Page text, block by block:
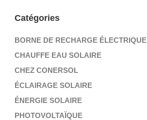
Catégories
BORNE DE RECHARGE ÉLECTRIQUE
CHAUFFE EAU SOLAIRE
CHEZ CONERSOL
ÉCLAIRAGE SOLAIRE
ÉNERGIE SOLAIRE
PHOTOVOLTAÏQUE